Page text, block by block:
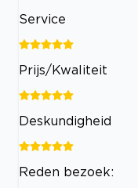
Service
Prijs/Kwaliteit
Deskundigheid
Reden bezoek: